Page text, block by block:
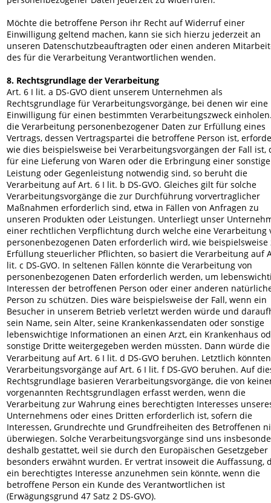
Möchte die betroffene Person ihr Recht auf Widerruf einer
Einwilligung geltend machen, kann sie sich hierzu jederzeit an
unseren Datenschutzbeauftragten oder einen anderen
des für die Verarbeitung Verantwortlichen wenden.
8. Rechtsgrundlage der Verarbeitung
Art. 6 I lit. a DS-GVO dient unserem Unternehmen als
Rechtsgrundlage für Verarbeitungsvorgänge, bei denen wir eine
Einwilligung für einen bestimmten Verarbeitungszweck
die Verarbeitung personenbezogener Daten zur Erfüllung eines
Vertrags, dessen Vertragspartei die betroffene Person ist,
wie dies beispielsweise bei Verarbeitungsvorgängen der Fall ist,
für eine Lieferung von Waren oder die Erbringung einer
Leistung oder Gegenleistung notwendig sind, so beruht die
Verarbeitung auf Art. 6 I lit. b DS-GVO. Gleiches gilt für solche
Verarbeitungsvorgänge die zur Durchführung vorvertraglicher
Maßnahmen erforderlich sind, etwa in Fällen von Anfragen zu
unseren Produkten oder Leistungen. Unterliegt unser
einer rechtlichen Verpflichtung durch welche eine Verarbeitung
personenbezogenen Daten erforderlich wird, wie
Erfüllung steuerlicher Pflichten, so basiert die Verarbeitung auf
lit. c DS-GVO. In seltenen Fällen könnte die Verarbeitung von
personenbezogenen Daten erforderlich werden, um
Interessen der betroffenen Person oder einer anderen
Person zu schützen. Dies wäre beispielsweise der Fall, wenn ein
Besucher in unserem Betrieb verletzt werden würde und
sein Name, sein Alter, seine Krankenkassendaten oder sonstige
lebenswichtige Informationen an einen Arzt, ein Krankenhaus
sonstige Dritte weitergegeben werden müssten. Dann würde
Verarbeitung auf Art. 6 I lit. d DS-GVO beruhen. Letztlich
Verarbeitungsvorgänge auf Art. 6 I lit. f DS-GVO beruhen. Auf
Rechtsgrundlage basieren Verarbeitungsvorgänge, die von
vorgenannten Rechtsgrundlagen erfasst werden, wenn die
Verarbeitung zur Wahrung eines berechtigten Interesses
Unternehmens oder eines Dritten erforderlich ist, sofern die
Interessen, Grundrechte und Grundfreiheiten des Betroffenen
überwiegen. Solche Verarbeitungsvorgänge sind uns
deshalb gestattet, weil sie durch den Europäischen Gesetzgeber
besonders erwähnt wurden. Er vertrat insoweit die Auffassung,
ein berechtigtes Interesse anzunehmen sein könnte, wenn die
betroffene Person ein Kunde des Verantwortlichen ist
(Erwägungsgrund 47 Satz 2 DS-GVO).